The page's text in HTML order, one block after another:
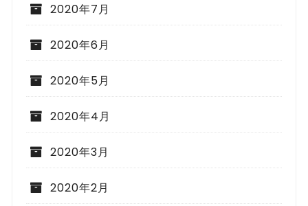
2020年7月
2020年6月
2020年5月
2020年4月
2020年3月
2020年2月